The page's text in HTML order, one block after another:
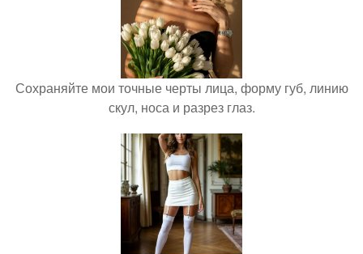
Сохраняйте мои точные черты лица, форму губ, линию
скул, носа и разрез глаз.